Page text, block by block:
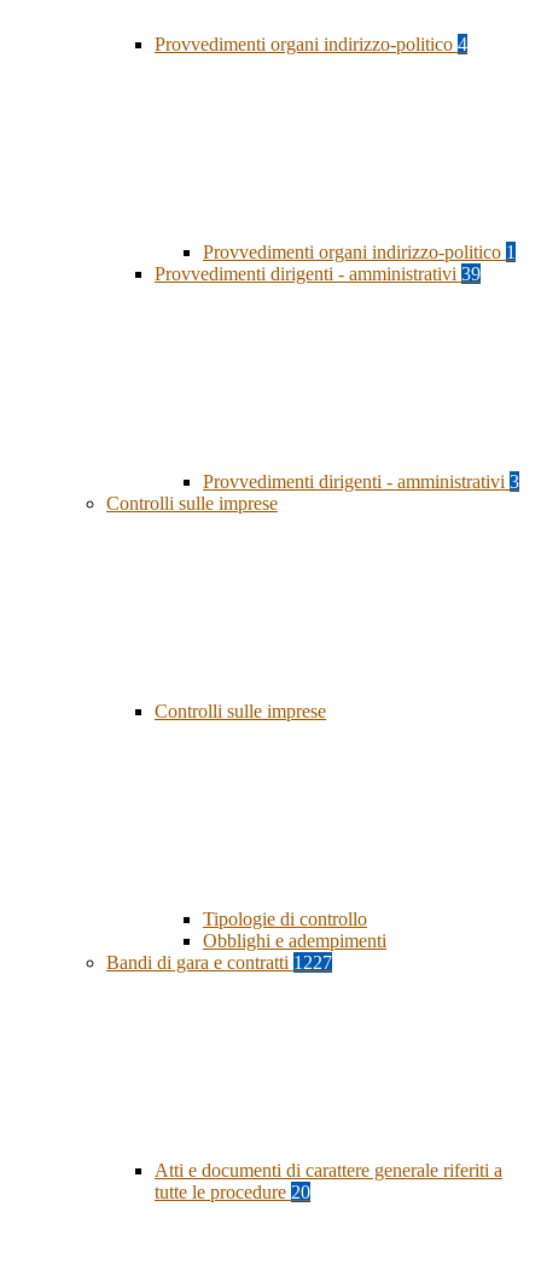
Provvedimenti organi indirizzo-politico 4
Provvedimenti organi indirizzo-politico 1
Provvedimenti dirigenti - amministrativi 39
Provvedimenti dirigenti - amministrativi 3
Controlli sulle imprese
Controlli sulle imprese
Tipologie di controllo
Obblighi e adempimenti
Bandi di gara e contratti 1227
Atti e documenti di carattere generale riferiti a
tutte le procedure 20